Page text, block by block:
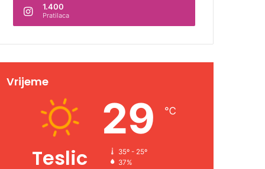
1.400
Pratilaca
Vrijeme
Teslic
29 ℃
35º - 25º
37%